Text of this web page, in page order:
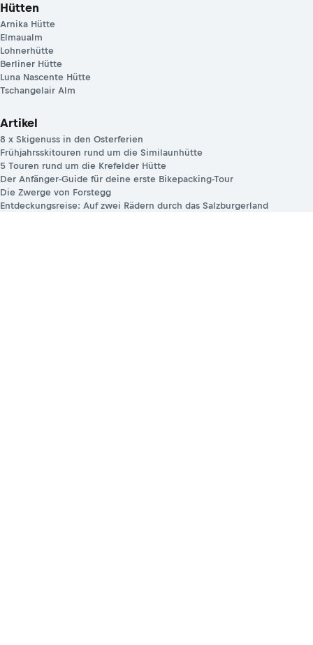
Hütten
Arnika Hütte
Elmaualm
Lohnerhütte
Berliner Hütte
Luna Nascente Hütte
Tschangelair Alm
Artikel
8 x Skigenuss in den Osterferien
Frühjahrsskitouren rund um die Similaunhütte
5 Touren rund um die Krefelder Hütte
Der Anfänger-Guide für deine erste Bikepacking-Tour
Die Zwerge von Forstegg
Entdeckungsreise: Auf zwei Rädern durch das Salzburgerland